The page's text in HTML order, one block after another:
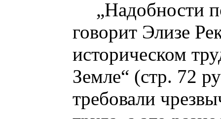
„Надобности
говорит Элизе
историческом
Земле“ (стр. 72
требовали